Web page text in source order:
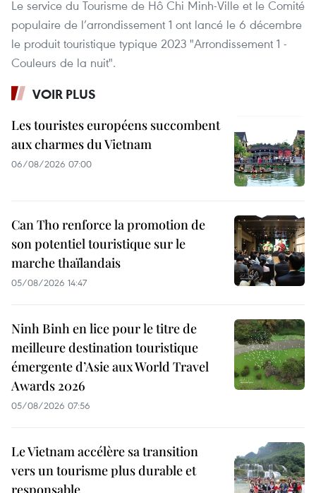
Le service du Tourisme de Hô Chi Minh-Ville et le Comité
populaire de l’arrondissement 1 ont lancé le 6 décembre
le produit touristique typique 2023 "Arrondissement 1 -
Couleurs de la nuit".
VOIR PLUS
Les touristes européens succombent
aux charmes du Vietnam
06/08/2026 07:00
Can Tho renforce la promotion de
son potentiel touristique sur le
marche thaïlandais
05/08/2026 14:47
Ninh Binh en lice pour le titre de
meilleure destination touristique
émergente d’Asie aux World Travel
Awards 2026
05/08/2026 07:56
Le Vietnam accélère sa transition
vers un tourisme plus durable et
responsable